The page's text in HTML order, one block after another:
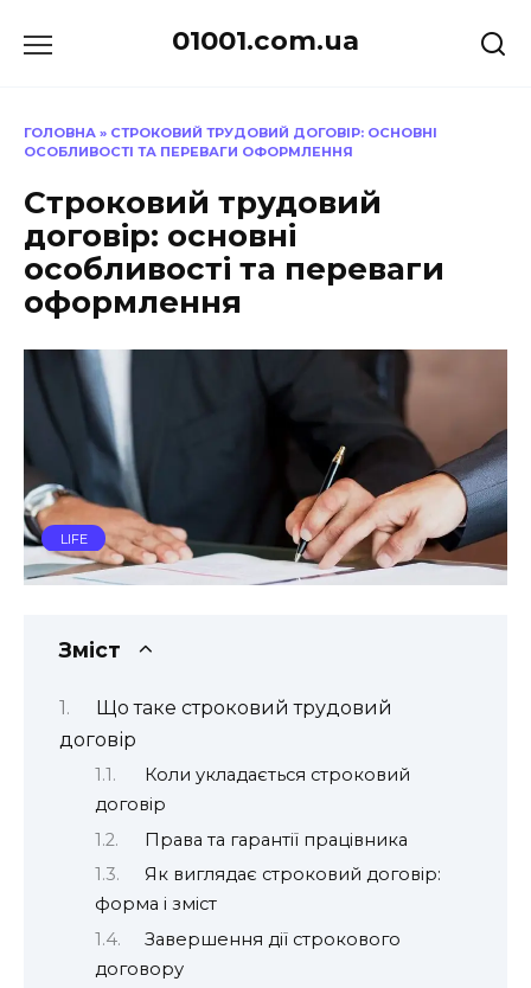
до
01001.com.ua
ГОЛОВНА » СТРОКОВИЙ ТРУДОВИЙ ДОГОВІР: ОСНОВНІ
ОСОБЛИВОСТІ ТА ПЕРЕВАГИ ОФОРМЛЕННЯ
Строковий трудовий
договір: основні
особливості та переваги
оформлення
LIFE
Зміст
Що таке строковий трудовий
договір
Коли укладається строковий
договір
Права та гарантії працівника
Як виглядає строковий договір:
форма і зміст
Завершення дії строкового
договору